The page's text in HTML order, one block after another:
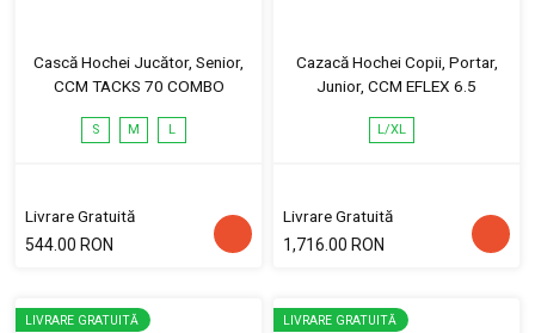
Cască Hochei Jucător, Senior,
CCM TACKS 70 COMBO
S M L
Livrare Gratuită
544.00 RON
Cazacă Hochei Copii, Portar,
Junior, CCM EFLEX 6.5
L/XL
Livrare Gratuită
1,716.00 RON
LIVRARE GRATUITĂ LIVRARE GRATUITĂ